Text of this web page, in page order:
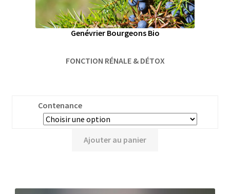
Genévrier Bourgeons Bio
FONCTION RÉNALE & DÉTOX
Contenance
Ajouter au panier